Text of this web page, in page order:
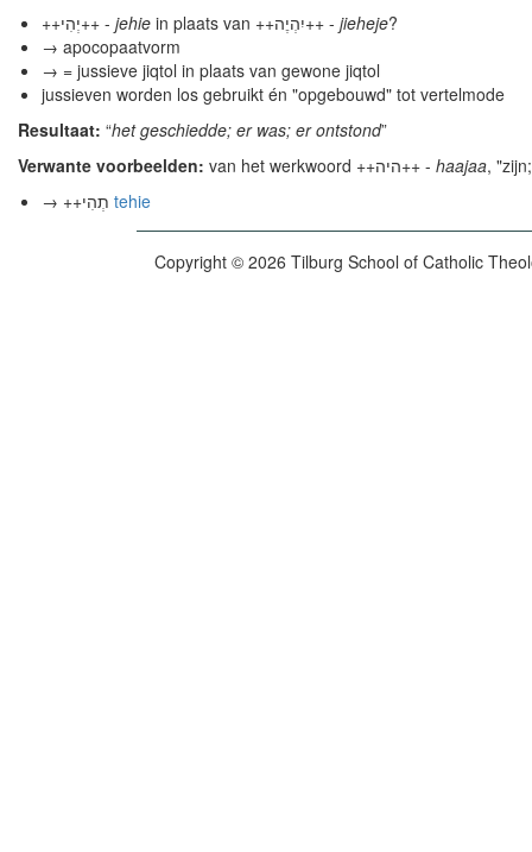
++יְהִי++ - jehie in plaats van ++יִהְיֶה++ - jieheje?
→ apocopaatvorm
→ = jussieve jiqtol in plaats van gewone jiqtol
jussieven worden los gebruikt én "opgebouwd" tot vertelmode
Resultaat: “het geschiedde; er was; er ontstond”
Verwante voorbeelden:
van het werkwoord ++היה++ - haajaa,
tehie
Copyright © 2026 Tilburg School of Catholic